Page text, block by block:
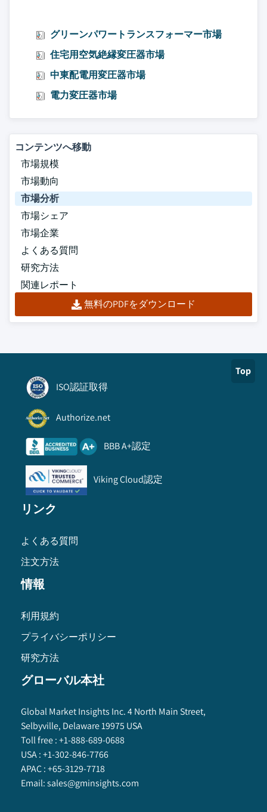
グリーンパワートランスフォーマー市場
住宅用空気絶縁変圧器市場
中東配電用変圧器市場
電力変圧器市場
コンテンツへ移動
市場規模
市場動向
市場分析
市場シェア
市場企業
よくある質問
研究方法
関連レポート
無料のPDFをダウンロード
Top
ISO認証取得
Authorize.net
BBB A+認定
Viking Cloud認定
リンク
よくある質問
注文方法
情報
利用規約
プライバシーポリシー
研究方法
グローバル本社
Global Market Insights Inc. 4 North Main Street,
Selbyville, Delaware 19975 USA
Toll free :+1-888-689-0688
USA :+1-302-846-7766
APAC :+65-3129-7718
Email:sales@gminsights.com